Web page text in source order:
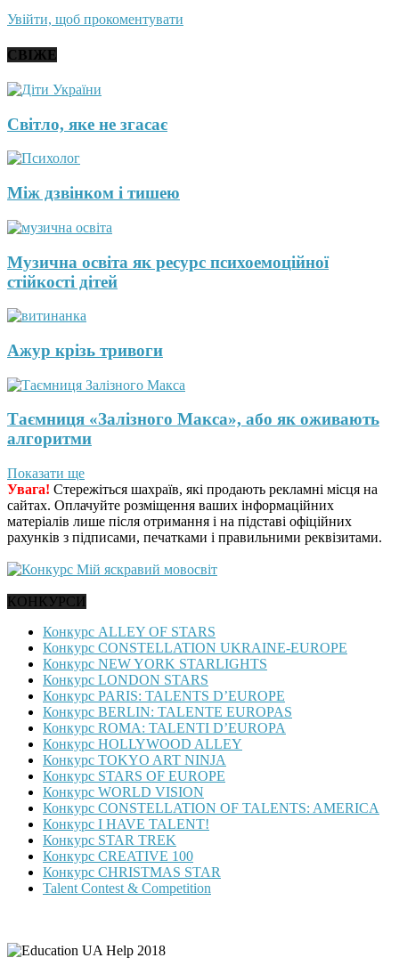
Увійти, щоб прокоментувати
СВІЖЕ
Світло, яке не згасає
Між дзвінком і тишею
Музична освіта як ресурс психоемоційної
стійкості дітей
Ажур крізь тривоги
Таємниця «Залізного Макса», або як оживають
алгоритми
Показати ще
Увага! Стережіться шахраїв, які продають рекламні місця на
сайтах. Оплачуйте розміщення ваших інформаційних
матеріалів лише після отримання і на підставі офіційних
рахунків з підписами, печатками і правильними реквізитами.
КОНКУРСИ
Конкурс ALLEY OF STARS
Конкурс CONSTELLATION UKRAINE-EUROPE
Конкурс NEW YORK STARLIGHTS
Конкурс LONDON STARS
Конкурс PARIS: TALENTS D’EUROPE
Конкурс BERLIN: TALENTE EUROPAS
Конкурс ROMA: TALENTI D’EUROPA
Конкурс HOLLYWOOD ALLEY
Конкурс TOKYO ART NINJA
Конкурс STARS OF EUROPE
Конкурс WORLD VISION
Конкурс CONSTELLATION OF TALENTS: AMERICA
Конкурс I HAVE TALENT!
Конкурс STAR TREK
Конкурс CREATIVE 100
Конкурс CHRISTMAS STAR
Talent Contest & Competition